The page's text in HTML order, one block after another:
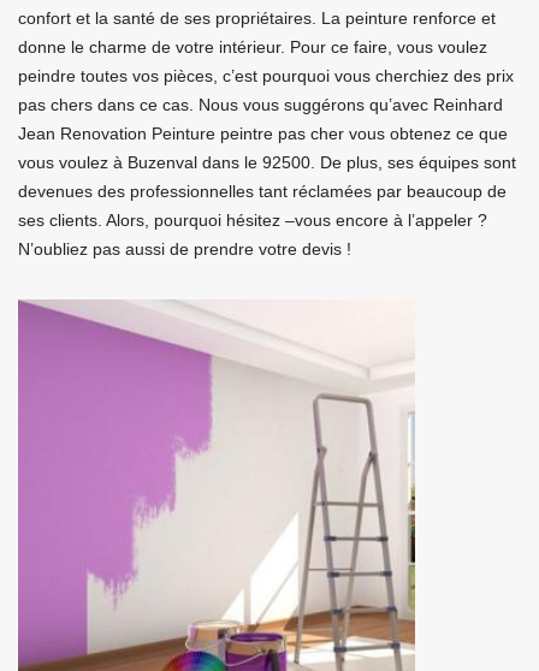
confort et la santé de ses propriétaires. La peinture renforce et
donne le charme de votre intérieur. Pour ce faire, vous voulez
peindre toutes vos pièces, c’est pourquoi vous cherchiez des prix
pas chers dans ce cas. Nous vous suggérons qu’avec Reinhard
Jean Renovation Peinture peintre pas cher vous obtenez ce que
vous voulez à Buzenval dans le 92500. De plus, ses équipes sont
devenues des professionnelles tant réclamées par beaucoup de
ses clients. Alors, pourquoi hésitez –vous encore à l’appeler ?
N’oubliez pas aussi de prendre votre devis !